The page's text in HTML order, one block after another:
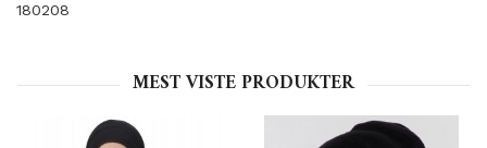
180208
MEST VISTE PRODUKTER